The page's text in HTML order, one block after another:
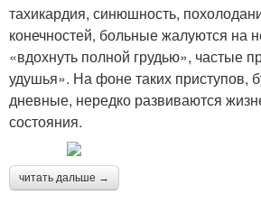
тахикардия, синюшность,
конечностей, больные жалуются на
«вдохнуть полной грудью», частые
удушья». На фоне таких приступов,
дневные, нередко развиваются
состояния.
читать дальше →